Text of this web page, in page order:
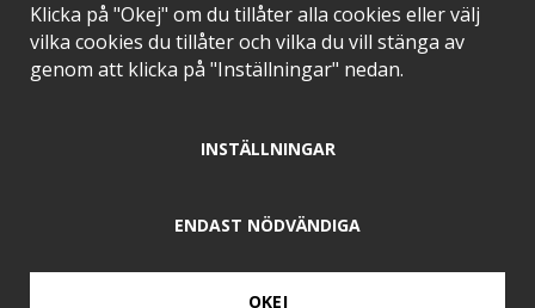
EN DEL AV
Klicka på "Okej" om du tillåter alla cookies eller välj
vilka cookies du tillåter och vilka du vill stänga av
genom att klicka på "Inställningar" nedan.
INSTÄLLNINGAR
ENDAST NÖDVÄNDIGA
OKEJ